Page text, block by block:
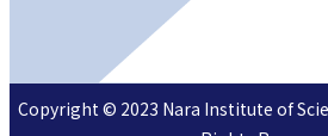
Copyright © 2023 Nara Institute of